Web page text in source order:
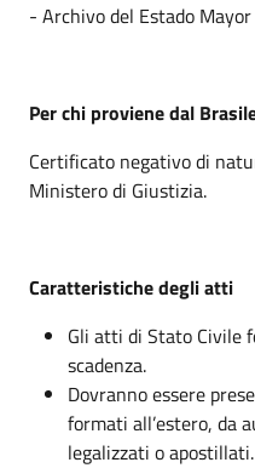
- Archivo del Estado
Per chi proviene dal
Certificato negativo di
Ministero di Giustizia.
Caratteristiche degli atti
Gli atti di Stato Civile
scadenza.
Dovranno essere
formati all’estero, da
legalizzati o apostillati.